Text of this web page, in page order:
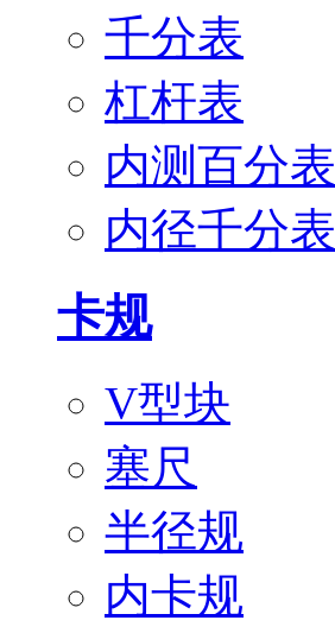
千分表
杠杆表
内测百分表
内径千分表
卡规
V型块
塞尺
半径规
内卡规